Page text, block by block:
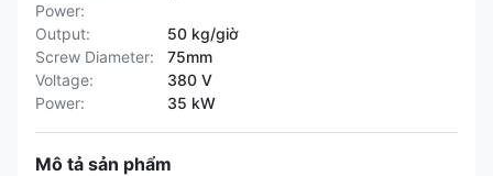
Power:
Output:
50 kg/giờ
Screw Diameter:
75mm
Voltage:
380 V
Power:
35 kW
Mô tả sản phẩm